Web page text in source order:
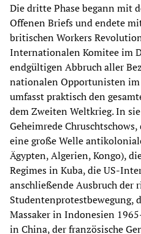
Die dritte Phase begann mit
Offenen Briefs und endete
britischen Workers
Internationalen Komitee im
endgültigen Abbruch aller
nationalen Opportunisten im
umfasst praktisch den
dem Zweiten Weltkrieg. In
Geheimrede
eine große Welle
Ägypten, Algerien, Kongo),
Regimes in Kuba, die US-
anschließende Ausbruch der
Studentenprotestbewegung,
Massaker in Indonesien
in China, der französische